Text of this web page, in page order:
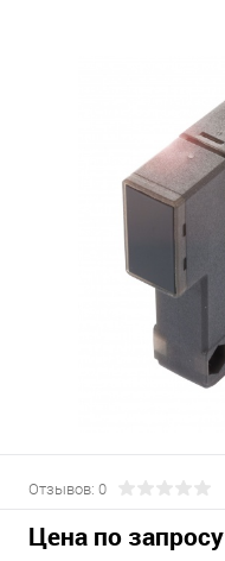
Отзывов: 0
Цена по запросу